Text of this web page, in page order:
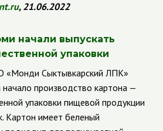
.ru, 21.06.2022
начали выпускать
упаковки
«Монди Сыктывкарский ЛПК»
производство картона —
упаковки пищевой продукции
Картон имеет беленый